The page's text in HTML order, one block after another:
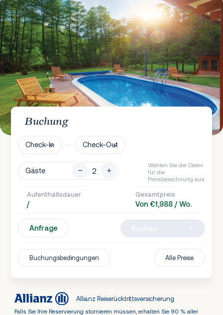
Buchung
Check-In Check-Out
Gäste
Wählen Sie die Daten
für die
Preisberechnung aus
Aufenthaltsdauer
/
Gesamtpreis
Von €1,988 / Wo.
Anfrage
Buchungsbedingungen Alle Preise
Allianz Reiserücktrittsversicherung
Falls Sie Ihre Reservierung stornieren müssen, erhalten Sie 90 % aller